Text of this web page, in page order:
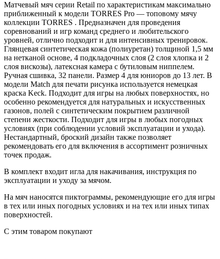
Матчевый мяч серии Retail по характеристикам максимально
приближенный к модели TORRES Pro — топовому мячу
коллекции TORRES . Предназначен для проведения
соревнований и игр команд среднего и любительского
уровней, отлично подходит и для интенсивных тренировок.
Глянцевая синтетическая кожа (полиуретан) толщиной 1,5 мм
на нетканой основе, 4 подкладочных слоя (2 слоя хлопка и 2
слоя вискозы), латексная камера с бутиловым ниппелем.
Ручная сшивка, 32 панели. Размер 4 для юниоров до 13 лет. В
модели Match для печати рисунка используется немецкая
краска Keck. Подходит для игры на любых поверхностях, но
особенно рекомендуется для натуральных и искусственных
газонов, полей с синтетическим покрытием различной
степени жесткости. Подходит для игры в любых погодных
условиях (при соблюдении условий эксплуатации и ухода).
Нестандартный, броский дизайн также позволяет
рекомендовать его для включения в ассортимент розничных
точек продаж.
В комплект входит игла для накачивания, инструкция по
эксплуатации и уходу за мячом.
На мяч наносятся пиктограммы, рекомендующие его для игры
в тех или иных погодных условиях и на тех или иных типах
поверхностей.
С этим товаром покупают